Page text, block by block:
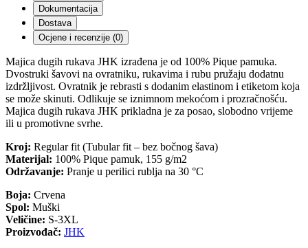
Dokumentacija
Dostava
Ocjene i recenzije (0)
Majica dugih rukava JHK izrađena je od 100% Pique pamuka.
Dvostruki šavovi na ovratniku, rukavima i rubu pružaju dodatnu
izdržljivost. Ovratnik je rebrasti s dodanim elastinom i etiketom koja
se može skinuti. Odlikuje se iznimnom mekoćom i prozračnošću.
Majica dugih rukava JHK prikladna je za posao, slobodno vrijeme
ili u promotivne svrhe.
Kroj: Regular fit (Tubular fit – bez bočnog šava)
Materijal: 100% Pique pamuk, 155 g/m2
Održavanje: Pranje u perilici rublja na 30 °C
Boja: Crvena
Spol: Muški
Veličine: S-3XL
Proizvođač: JHK